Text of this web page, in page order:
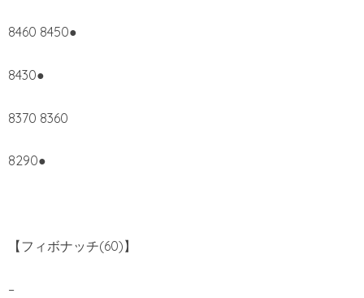
8460 8450●
8430●
8370 8360
8290●
【フィボナッチ(60)】
–